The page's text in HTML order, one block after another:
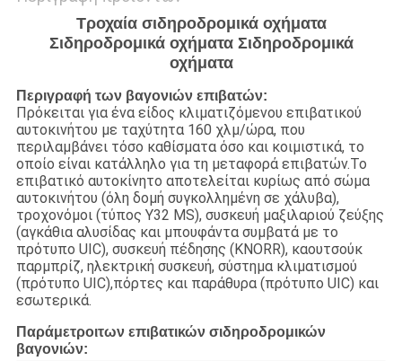
Τροχαία σιδηροδρομικά οχήματα
Σιδηροδρομικά οχήματα Σιδηροδρομικά
οχήματα
Περιγραφή των βαγονιών επιβατών:
Πρόκειται για ένα είδος κλιματιζόμενου επιβατικού
αυτοκινήτου με ταχύτητα 160 χλμ/ώρα, που
περιλαμβάνει τόσο καθίσματα όσο και κοιμιστικά, το
οποίο είναι κατάλληλο για τη μεταφορά επιβατών.Το
επιβατικό αυτοκίνητο αποτελείται κυρίως από σώμα
αυτοκινήτου (όλη δομή συγκολλημένη σε χάλυβα),
τροχονόμοι (τύπος Y32 MS), συσκευή μαξιλαριού ζεύξης
(αγκάθια αλυσίδας και μπουφάντα συμβατά με το
πρότυπο UIC), συσκευή πέδησης (KNORR), καουτσούκ
παρμπρίζ, ηλεκτρική συσκευή, σύστημα κλιματισμού
(πρότυπο UIC),πόρτες και παράθυρα (πρότυπο UIC) και
εσωτερικά.
Παράμετροιτων επιβατικών σιδηροδρομικών
βαγονιών: